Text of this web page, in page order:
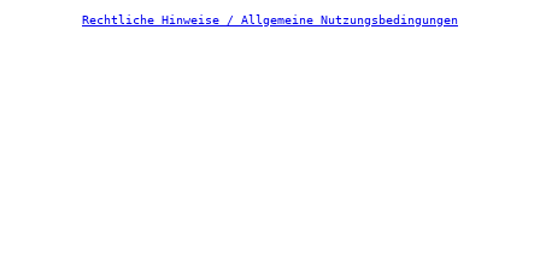
Rechtliche Hinweise / Allgemeine Nutzungsbedingungen